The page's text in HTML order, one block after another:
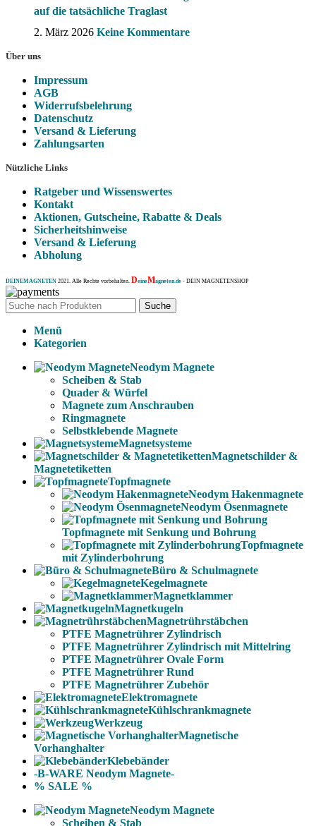
auf die tatsächliche Traglast
2. März 2026 Keine Kommentare
Über uns
Impressum
AGB
Widerrufsbelehrung
Datenschutz
Versand & Lieferung
Zahlungsarten
Nützliche Links
Ratgeber und Wissenswertes
Kontakt
Aktionen, Gutscheine, Rabatte & Deals
Sicherheitshinweise
Versand & Lieferung
Abholung
DEINEMAGNETEN 2021. Alle Rechte vorbehalten. DeineMagneten.de - DEIN MAGNETENSHOP
Suche
Menü
Kategorien
Neodym Magnete
Scheiben & Stab
Quader & Würfel
Magnete zum Anschrauben
Ringmagnete
Selbstklebende Magnete
Magnetsysteme
Magnetschilder &
Magnetetiketten
Topfmagnete
Neodym Hakenmagnete
Neodym Ösenmagnete
Topfmagnete mit Senkung und Bohrung
Topfmagnete
mit Zylinderbohrung
Büro & Schulmagnete
Kegelmagnete
Magnetklammer
Magnetkugeln
Magnetrührstäbchen
PTFE Magnetrührer Zylindrisch
PTFE Magnetrührer Zylindrisch mit Mittelring
PTFE Magnetrührer Ovale Form
PTFE Magnetrührer Rund
PTFE Magnetrührer Zubehör
Elektromagnete
Kühlschrankmagnete
Werkzeug
Magnetische
Vorhanghalter
Klebebänder
-B-WARE Neodym Magnete-
% SALE %
Neodym Magnete
Scheiben & Stab